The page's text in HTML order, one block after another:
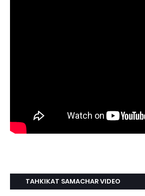
TAHKIKAT SAMACHAR VIDEO